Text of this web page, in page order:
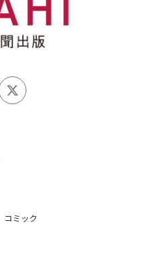
コミック